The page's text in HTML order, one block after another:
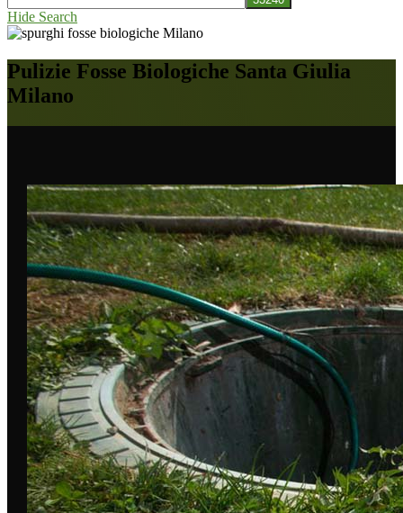
Hide Search
Pulizie Fosse Biologiche Santa Giulia
Milano